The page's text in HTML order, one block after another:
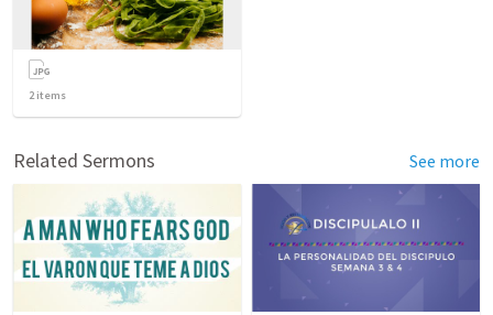
2items
Related Sermons See more